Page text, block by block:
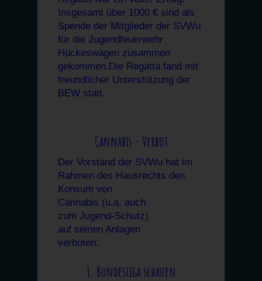
Insgesamt über 1000 € sind als
Spende der Mitglieder der SVWu
für die Jugendfeuerwehr
Hückeswagen zusammen
gekommen.Die Regatta fand mit
freundlicher Unterstützung der
BEW statt.
Cannabis - Verbot
Der Vorstand der SVWu hat im
Rahmen des Hausrechts den
Konsum von
Cannabis (u.a. auch
zum Jugend-Schutz)
auf seinen Anlagen
verboten.
1. Bundesliga schauen